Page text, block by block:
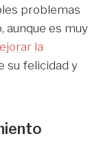
problemas
aunque es muy
la
su felicidad y